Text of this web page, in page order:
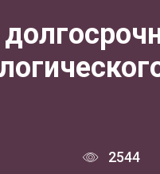
2544